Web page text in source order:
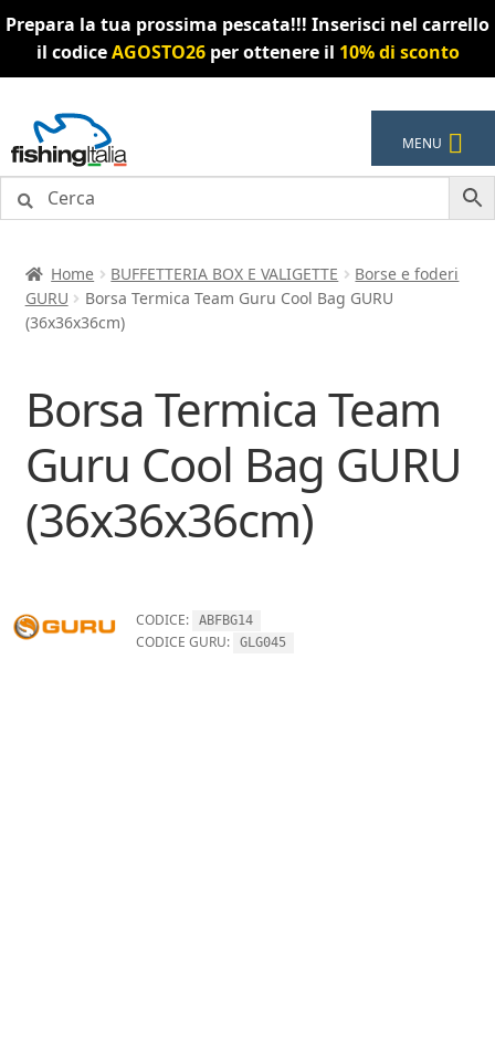
Prepara la tua prossima pescata!!! Inserisci nel carrello
il codiceAGOSTO26per ottenere il 10% di sconto
alla
navigazione
al
contenuto
MENU
Home BUFFETTERIA BOX E VALIGETTE
Borse e foderi
GURU
Borsa Termica Team Guru Cool Bag GURU
(36x36x36cm)
Borsa Termica Team
Guru Cool Bag GURU
(36x36x36cm)
CODICE: ABFBG14
CODICE GURU: GLG045